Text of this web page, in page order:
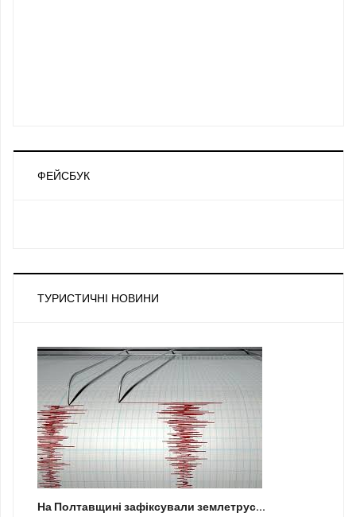
ФЕЙСБУК
ТУРИСТИЧНІ НОВИНИ
На Полтавщині зафіксували землетрус...